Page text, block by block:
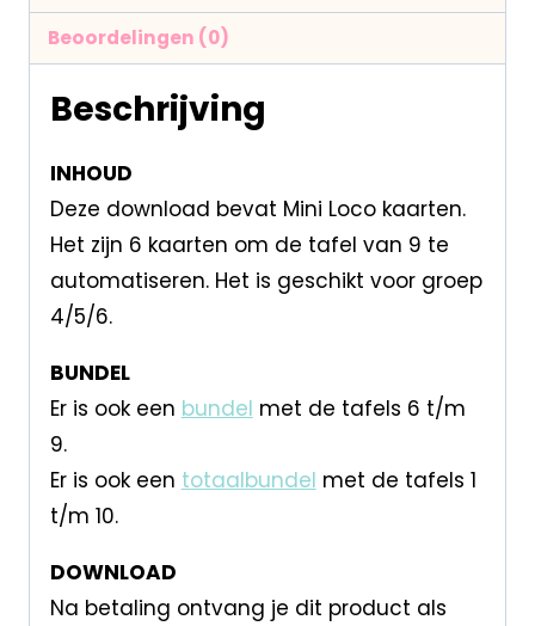
Beoordelingen (0)
Beschrijving
INHOUD
Deze download bevat Mini Loco kaarten.
Het zijn 6 kaarten om de tafel van 9 te
automatiseren. Het is geschikt voor groep
4/5/6.
BUNDEL
Er is ook een bundel met de tafels 6 t/m
9.
Er is ook een totaalbundel met de tafels 1
t/m 10.
DOWNLOAD
Na betaling ontvang je dit product als